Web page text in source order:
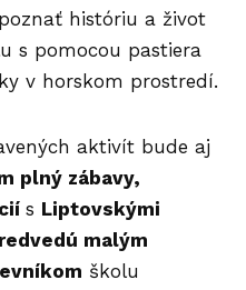
históriu a život
s pomocou pastiera
v horskom prostredí.
aktivít bude aj
plný zábavy,
s Liptovskými
malým
školu